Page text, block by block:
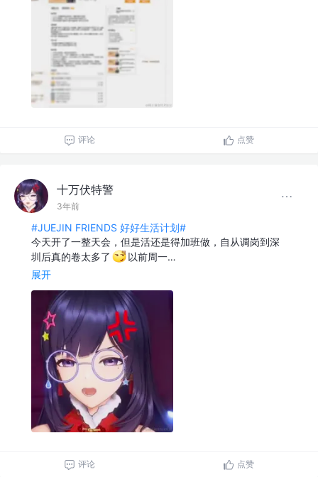
评论 点赞
十万伏特警
3年前
#JUEJIN FRIENDS 好好生活计划#
今天开了一整天会，但是活还是得加班做，自从调岗到深
圳后真的卷太多了
以前周一…
展开
评论 点赞